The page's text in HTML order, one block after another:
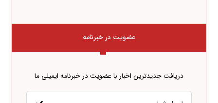
عضویت در خبرنامه
دریافت جدیدترین اخبار با عضویت در خبرنامه ایمیلی ما